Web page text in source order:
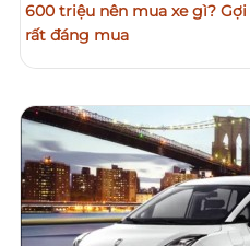
600 triệu nên mua xe gì?
rất đáng mua